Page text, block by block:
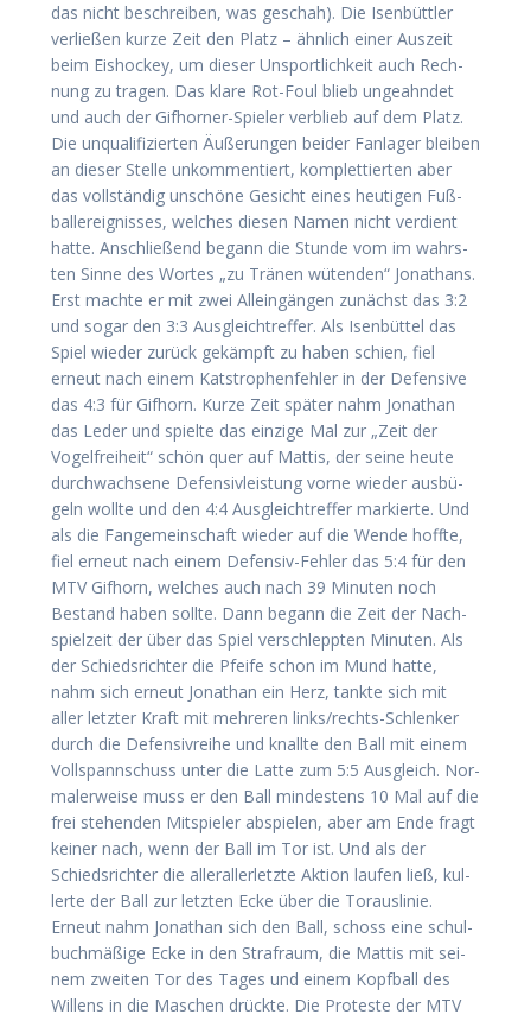
das nicht beschrei­ben, was geschah). Die Isen­bütt­ler
ver­lie­ßen kur­ze Zeit den Platz – ähn­lich einer Aus­zeit
beim Eis­ho­ckey, um die­ser Unsport­lich­keit auch Rech­
nung zu tra­gen. Das kla­re Rot-Foul blieb unge­ahn­det
und auch der Gif­hor­ner-Spie­ler ver­blieb auf dem Platz.
Die unqua­li­fi­zier­ten Äuße­run­gen bei­der Fan­la­ger blei­ben
an die­ser Stel­le unkom­men­tiert, kom­plet­tier­ten aber
das voll­stän­dig unschö­ne Gesicht eines heu­ti­gen Fuß­
ball­ereig­nis­ses, wel­ches die­sen Namen nicht ver­dient
hat­te. Anschlie­ßend begann die Stun­de vom im wahrs­
ten Sin­ne des Wor­tes „zu Trä­nen wüten­den“ Jona­t­hans.
Erst mach­te er mit zwei Allein­gän­gen zunächst das 3:2
und sogar den 3:3 Aus­gleichtref­fer. Als Isen­büt­tel das
Spiel wie­der zurück gekämpft zu haben schien, fiel
erneut nach einem Kat­s­tro­phen­feh­ler in der Defen­si­ve
das 4:3 für Gif­horn. Kur­ze Zeit spä­ter nahm Jona­than
das Leder und spiel­te das ein­zi­ge Mal zur „Zeit der
Vogel­frei­heit“ schön quer auf Mat­tis, der sei­ne heu­te
durch­wach­se­ne Defen­siv­leis­tung vor­ne wie­der aus­bü­
geln woll­te und den 4:4 Aus­gleichtref­fer mar­kier­te. Und
als die Fan­ge­mein­schaft wie­der auf die Wen­de hoff­te,
fiel erneut nach einem Defen­siv-Feh­ler das 5:4 für den
MTV Gif­horn, wel­ches auch nach 39 Minu­ten noch
Bestand haben soll­te. Dann begann die Zeit der Nach­
spiel­zeit der über das Spiel ver­schlepp­ten Minu­ten. Als
der Schieds­rich­ter die Pfei­fe schon im Mund hat­te,
nahm sich erneut Jona­than ein Herz, tank­te sich mit
aller letz­ter Kraft mit meh­re­ren links/­rechts-Schlen­ker
durch die Defen­siv­rei­he und knall­te den Ball mit einem
Voll­spann­schuss unter die Lat­te zum 5:5 Aus­gleich. Nor­
ma­ler­wei­se muss er den Ball min­des­tens 10 Mal auf die
frei ste­hen­den Mit­spie­ler abspie­len, aber am Ende fragt
kei­ner nach, wenn der Ball im Tor ist. Und als der
Schieds­rich­ter die aller­al­ler­letz­te Akti­on lau­fen ließ, kul­
ler­te der Ball zur letz­ten Ecke über die Tor­aus­li­nie.
Erneut nahm Jona­than sich den Ball, schoss eine schul­
buch­mä­ßi­ge Ecke in den Straf­raum, die Mat­tis mit sei­
nem zwei­ten Tor des Tages und einem Kopf­ball des
Wil­lens in die Maschen drück­te. Die Pro­tes­te der MTV